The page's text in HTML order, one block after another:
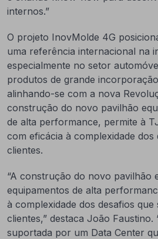
internos.”
O projeto InovMolde 4G
uma referência internacional na
especialmente no setor
produtos de grande
alinhando-se com a nova
construção do novo pavilhão
de alta performance, permite à
com eficácia à complexidade dos
clientes.
“A construção do novo pavilhão
equipamentos de alta
à complexidade dos desafios que
clientes,” destaca João Faustino.
suportada por um Data Center